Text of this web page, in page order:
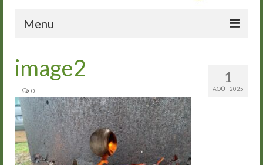
Menu
Présentation
Galerie
Cours de poterie
Groupes
1
AOÛT 2025
image2
| 0